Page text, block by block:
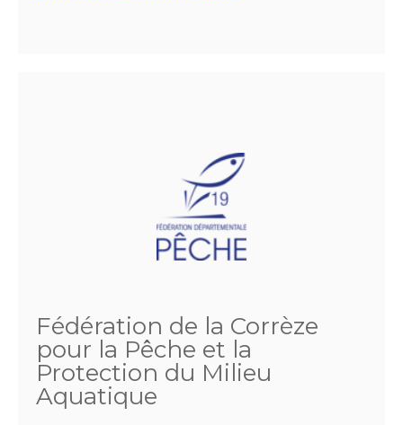
Fédération de la Corrèze
pour la Pêche et la
Protection du Milieu
Aquatique